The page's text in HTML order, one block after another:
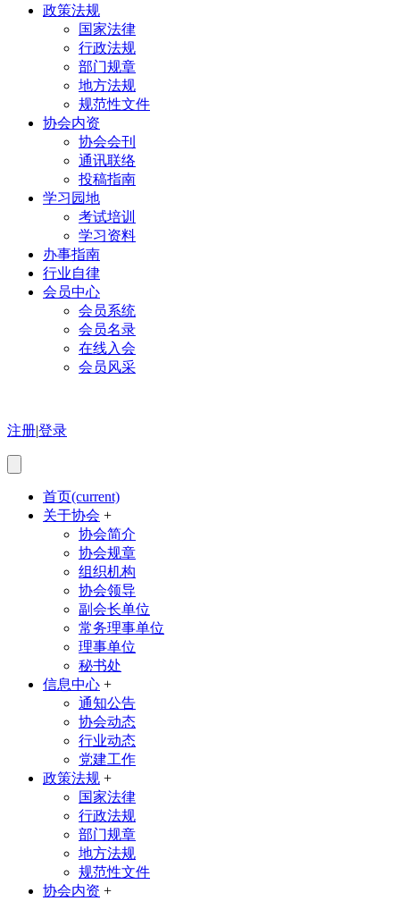
政策法规
国家法律
行政法规
部门规章
地方法规
规范性文件
协会内资
协会会刊
通讯联络
投稿指南
学习园地
考试培训
学习资料
办事指南
行业自律
会员中心
会员系统
会员名录
在线入会
会员风采
注册|登录
首页(current)
关于协会 +
协会简介
协会规章
组织机构
协会领导
副会长单位
常务理事单位
理事单位
秘书处
信息中心 +
通知公告
协会动态
行业动态
党建工作
政策法规 +
国家法律
行政法规
部门规章
地方法规
规范性文件
协会内资 +